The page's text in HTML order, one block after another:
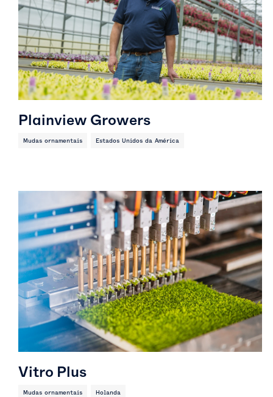
Plainview Growers
Mudas ornamentais Estados Unidos da América
Vitro Plus
Mudas ornamentais Holanda